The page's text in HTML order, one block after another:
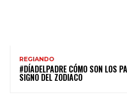
REGIANDO
#DÍADELPADRE CÓMO SON LOS
SIGNO DEL ZODIACO